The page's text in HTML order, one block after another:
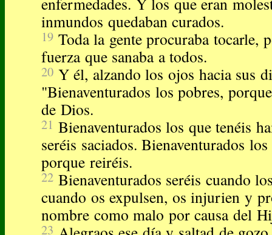
inmundos quedaban curados.
19 Toda la gente procuraba tocarle,
fuerza que sanaba a todos.
20 Y él, alzando los ojos hacia sus
"Bienaventurados los pobres,
de Dios.
21 Bienaventurados los que tenéis
seréis saciados. Bienaventurados
porque reiréis.
22 Bienaventurados seréis cuando
cuando os expulsen, os injurien y
nombre como malo por causa del
23